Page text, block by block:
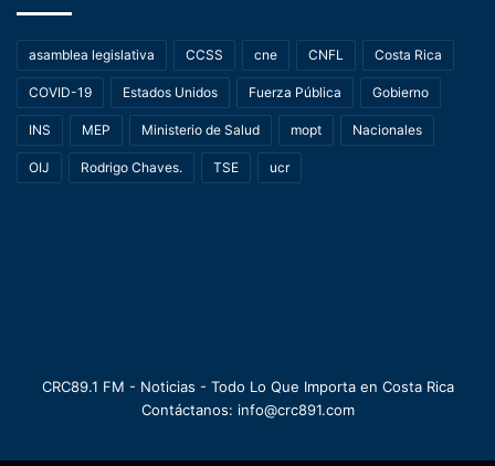
asamblea legislativa CCSS cne CNFL Costa Rica
COVID-19 Estados Unidos Fuerza Pública Gobierno
INS MEP Ministerio de Salud mopt Nacionales
OIJ Rodrigo Chaves. TSE ucr
CRC89.1 FM - Noticias - Todo Lo Que Importa en Costa Rica
Contáctanos: info@crc891.com